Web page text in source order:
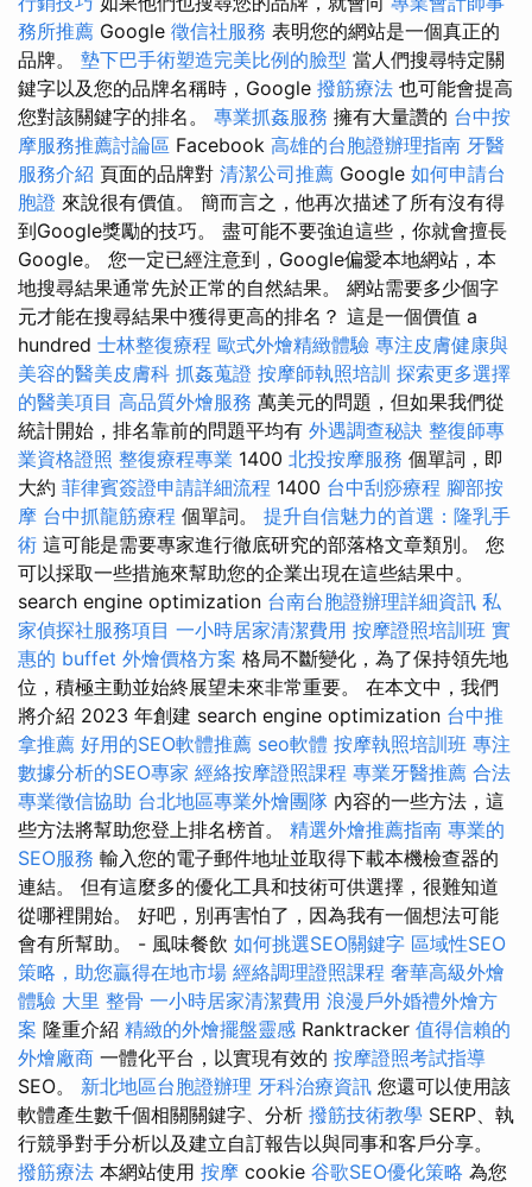
務所推薦 Google 徵信社服務 表明您的網站是一個真正的
品牌。 墊下巴手術塑造完美比例的臉型 當人們搜尋特定關
鍵字以及您的品牌名稱時，Google 撥筋療法 也可能會提高
您對該關鍵字的排名。 專業抓姦服務 擁有大量讚的 台中按
摩服務推薦討論區 Facebook 高雄的台胞證辦理指南 牙醫
服務介紹 頁面的品牌對 清潔公司推薦 Google 如何申請台
胞證 來說很有價值。 簡而言之，他再次描述了所有沒有得
到Google獎勵的技巧。 盡可能不要強迫這些，你就會擅長
Google。 您一定已經注意到，Google偏愛本地網站，本
地搜尋結果通常先於正常的自然結果。 網站需要多少個字
元才能在搜尋結果中獲得更高的排名？ 這是一個價值 a
hundred 士林整復療程 歐式外燴精緻體驗 專注皮膚健康與
美容的醫美皮膚科 抓姦蒐證 按摩師執照培訓 探索更多選擇
的醫美項目 高品質外燴服務 萬美元的問題，但如果我們從
統計開始，排名靠前的問題平均有 外遇調查秘訣 整復師專
業資格證照 整復療程專業 1400 北投按摩服務 個單詞，即
大約 菲律賓簽證申請詳細流程 1400 台中刮痧療程 腳部按
摩 台中抓龍筋療程 個單詞。 提升自信魅力的首選：隆乳手
術 這可能是需要專家進行徹底研究的部落格文章類別。 您
可以採取一些措施來幫助您的企業出現在這些結果中。
search engine optimization 台南台胞證辦理詳細資訊 私
家偵探社服務項目 一小時居家清潔費用 按摩證照培訓班 實
惠的 buffet 外燴價格方案 格局不斷變化，為了保持領先地
位，積極主動並始終展望未來非常重要。 在本文中，我們
將介紹 2023 年創建 search engine optimization 台中推
拿推薦 好用的SEO軟體推薦 seo軟體 按摩執照培訓班 專注
數據分析的SEO專家 經絡按摩證照課程 專業牙醫推薦 合法
專業徵信協助 台北地區專業外燴團隊 內容的一些方法，這
些方法將幫助您登上排名榜首。 精選外燴推薦指南 專業的
SEO服務 輸入您的電子郵件地址並取得下載本機檢查器的
連結。 但有這麼多的優化工具和技術可供選擇，很難知道
從哪裡開始。 好吧，別再害怕了，因為我有一個想法可能
會有所幫助。 - 風味餐飲 如何挑選SEO關鍵字 區域性SEO
策略，助您贏得在地市場 經絡調理證照課程 奢華高級外燴
體驗 大里 整骨 一小時居家清潔費用 浪漫戶外婚禮外燴方
案 隆重介紹 精緻的外燴擺盤靈感 Ranktracker 值得信賴的
外燴廠商 一體化平台，以實現有效的 按摩證照考試指導
SEO。 新北地區台胞證辦理 牙科治療資訊 您還可以使用該
軟體產生數千個相關關鍵字、分析 撥筋技術教學 SERP、執
行競爭對手分析以及建立自訂報告以與同事和客戶分享。
撥筋療法 本網站使用 按摩 cookie 谷歌SEO優化策略 為您